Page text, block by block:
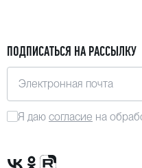
ПОДПИСАТЬСЯ НА РАССЫЛКУ
Электронная почта
Я даю согласие на